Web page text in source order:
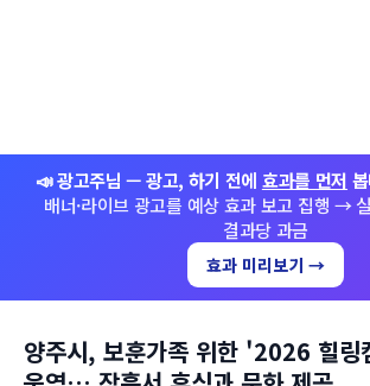
📣 광고주님 — 광고, 하기 전에 효과를 먼저
배너·라이브 광고를 예상 효과 보고 집행 →
결과당 과금
효과 미리보기 →
양주시, 보훈가족 위한 '2026 힐링